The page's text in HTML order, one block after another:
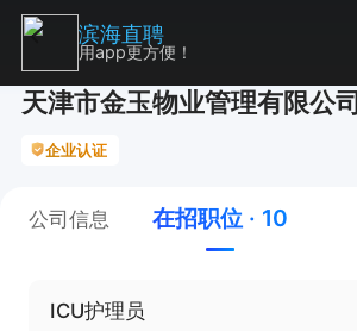
天津市金玉物业管理有限公司
企业认证
公司信息 在招职位 · 10
ICU护理员
滨海直聘
用app更方便！